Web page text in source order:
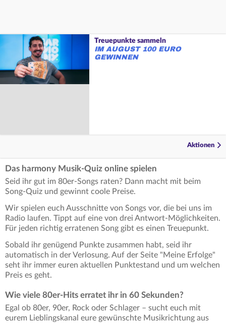
Treuepunkte sammeln
IM AUGUST 100 EURO
GEWINNEN
Aktionen
Das harmony Musik-Quiz online spielen
Seid ihr gut im 80er-Songs raten? Dann macht mit beim
Song-Quiz und gewinnt coole Preise.
Wir spielen euch Ausschnitte von Songs vor, die bei uns im
Radio laufen. Tippt auf eine von drei Antwort-Möglichkeiten.
Für jeden richtig erratenen Song gibt es einen Treuepunkt.
Sobald ihr genügend Punkte zusammen habt, seid ihr
automatisch in der Verlosung. Auf der Seite "Meine Erfolge"
seht ihr immer euren aktuellen Punktestand und um welchen
Preis es geht.
Wie viele 80er-Hits erratet ihr in 60 Sekunden?
Egal ob 80er, 90er, Rock oder Schlager – sucht euch mit
eurem Lieblingskanal eure gewünschte Musikrichtung aus